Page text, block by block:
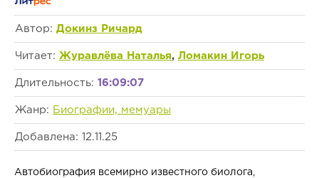
Автор: Докинз Ричард
Читает: Журавлёва Наталья, Ломакин Игорь
Длительность: 16:09:07
Жанр: Биографии, мемуары
Добавлена: 12.11.25
Автобиография всемирно известного биолога,